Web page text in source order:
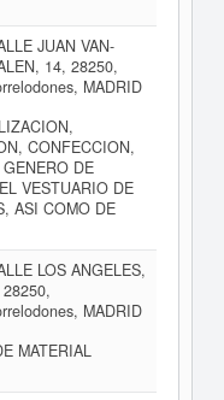
JUAN VAN-
14, 28250,
MADRID
CONFECCION,
DE
VESTUARIO DE
ASI COMO DE
LOS ANGELES,
MADRID
MATERIAL